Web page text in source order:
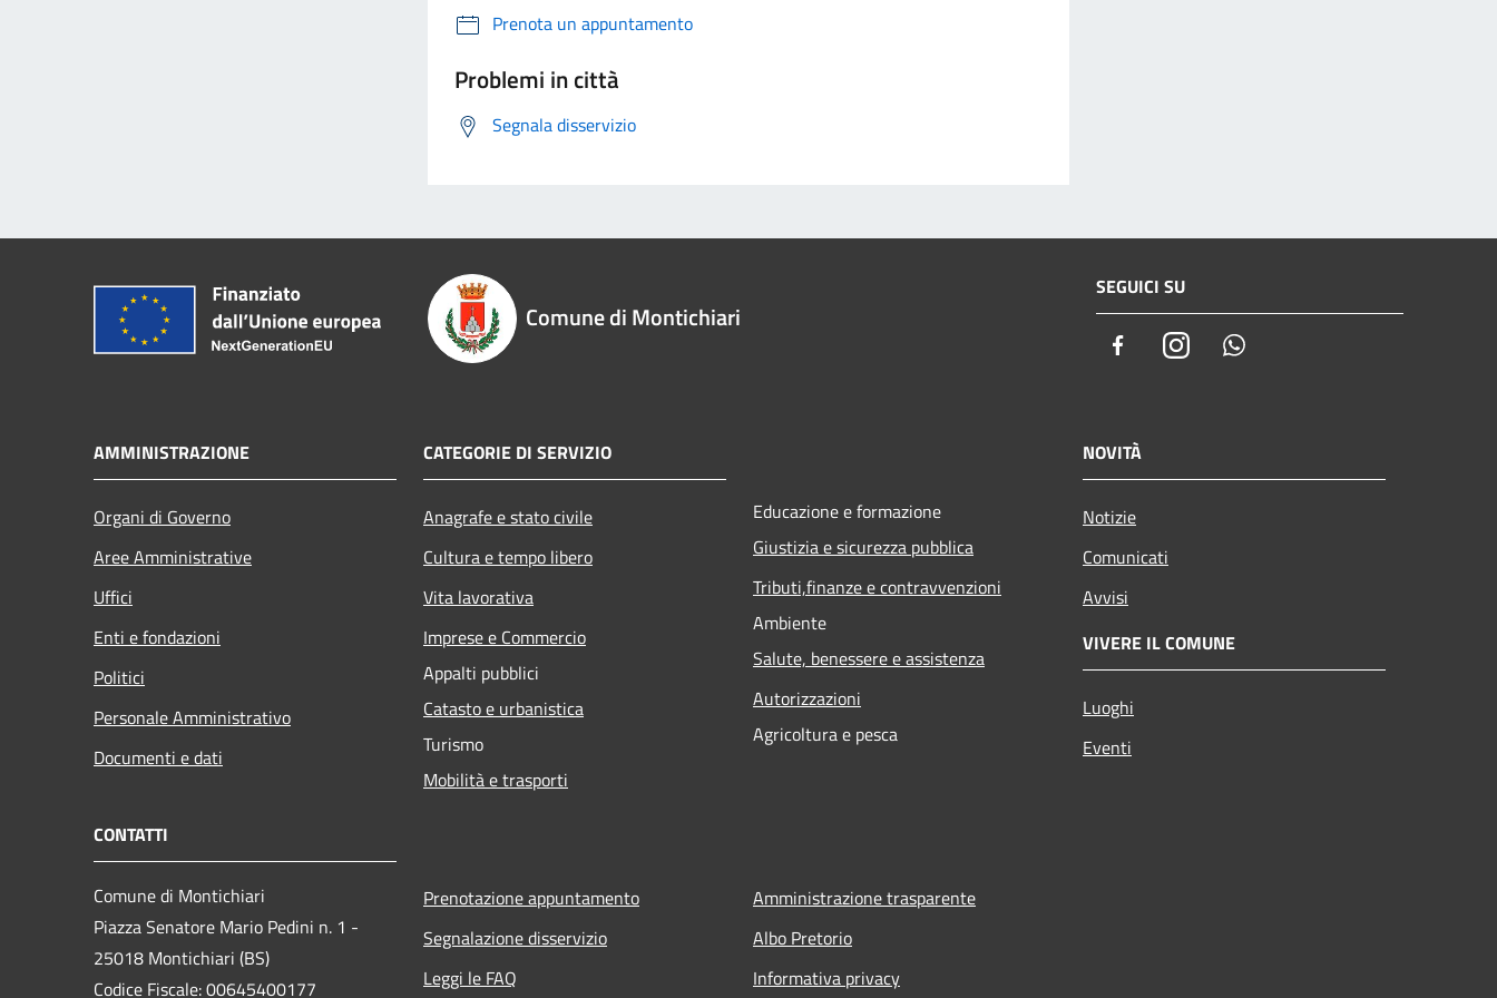
Prenota un appuntamento
Problemi in città
Segnala disservizio
Comune di Montichiari
SEGUICI SU
FacebookInstagram
AMMINISTRAZIONE
Organi di Governo
Aree Amministrative
Uffici
Enti e fondazioni
Politici
Personale Amministrativo
Documenti e dati
CATEGORIE DI SERVIZIO
Anagrafe e stato civile
Cultura e tempo libero
Vita lavorativa
Imprese e Commercio
Appalti pubblici
Catasto e urbanistica
Turismo
Mobilità e trasporti
Educazione e formazione
Giustizia e sicurezza pubblica
Tributi,finanze e contravvenzioni
Ambiente
Salute, benessere e assistenza
Autorizzazioni
Agricoltura e pesca
NOVITÀ
Notizie
Comunicati
Avvisi
VIVERE IL COMUNE
Luoghi
Eventi
CONTATTI
Comune di Montichiari
Piazza Senatore Mario Pedini n. 1 -
25018 Montichiari (BS)
Codice Fiscale: 00645400177
Prenotazione appuntamento
Segnalazione disservizio
Leggi le FAQ
Amministrazione trasparente
Albo Pretorio
Informativa privacy